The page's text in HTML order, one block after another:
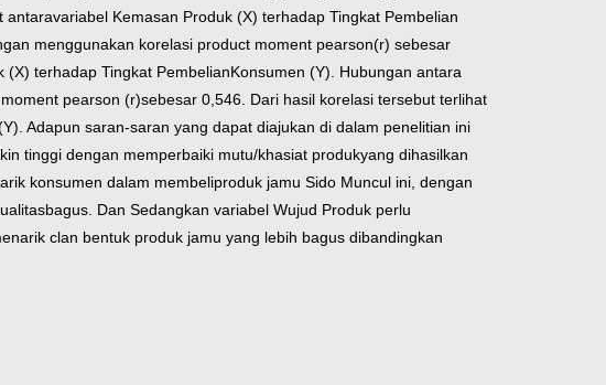
antaravariabel Kemasan Produk (X) terhadap Tingkat Pembelian
menggunakan korelasi product moment pearson(r) sebesar
terhadap Tingkat PembelianKonsumen (Y). Hubungan antara
pearson (r)sebesar 0,546. Dari hasil korelasi tersebut terlihat
Adapun saran-saran yang dapat diajukan di dalam penelitian ini
tinggi dengan memperbaiki mutu/khasiat produkyang dihasilkan
konsumen dalam membeliproduk jamu Sido Muncul ini, dengan
bagus. Dan Sedangkan variabel Wujud Produk perlu
clan bentuk produk jamu yang lebih bagus dibandingkan